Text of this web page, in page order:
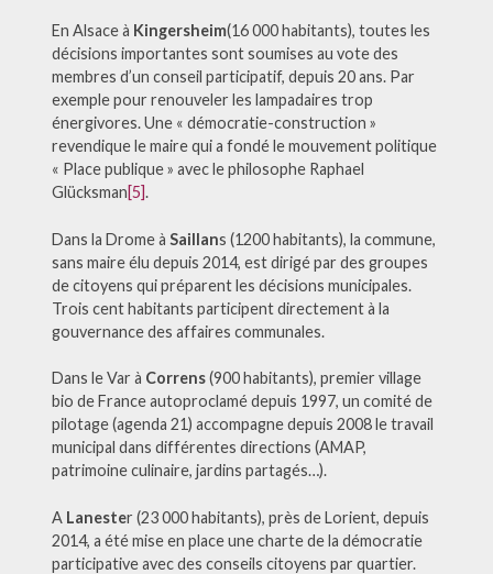
En Alsace à Kingersheim(16 000 habitants), toutes les
décisions importantes sont soumises au vote des
membres d’un conseil participatif, depuis 20 ans. Par
exemple pour renouveler les lampadaires trop
énergivores. Une « démocratie-construction »
revendique le maire qui a fondé le mouvement politique
« Place publique » avec le philosophe Raphael
Glücksman[5].
Dans la Drome à Saillans (1200 habitants), la commune,
sans maire élu depuis 2014, est dirigé par des groupes
de citoyens qui préparent les décisions municipales.
Trois cent habitants participent directement à la
gouvernance des affaires communales.
Dans le Var à Correns(900 habitants), premier village
bio de France autoproclamé depuis 1997, un comité de
pilotage (agenda 21) accompagne depuis 2008 le travail
municipal dans différentes directions (AMAP,
patrimoine culinaire, jardins partagés…).
A Lanester (23 000 habitants), près de Lorient, depuis
2014, a été mise en place une charte de la démocratie
participative avec des conseils citoyens par quartier.